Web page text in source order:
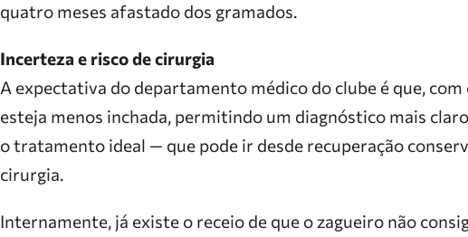
quatro meses afastado dos gramados.
Incerteza e risco de cirurgia
A expectativa do departamento médico do clube é que, com
esteja menos inchada, permitindo um diagnóstico mais
o tratamento ideal — que pode ir desde recuperação
cirurgia.
Internamente, já existe o receio de que o zagueiro não